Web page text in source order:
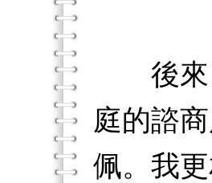
後來，
庭的諮
佩。我